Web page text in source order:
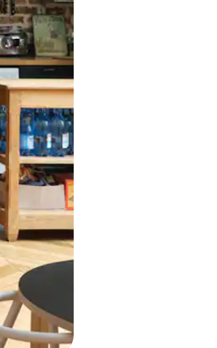
ან შეხებისა თუ თითის გასმის ჟესტები.